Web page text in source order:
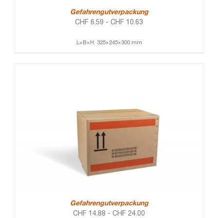
Gefahrengutverpackung
CHF 6.59 - CHF 10.63
L×B×H: 325×245×300 mm
Gefahrengutverpackung
CHF 14.88 - CHF 24.00